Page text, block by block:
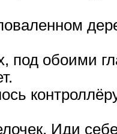
под обоими
Иди